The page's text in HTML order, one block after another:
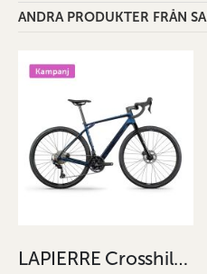
ANDRA PRODUKTER FRÅN
LAPIERRE Crosshill CF 5.0 blå